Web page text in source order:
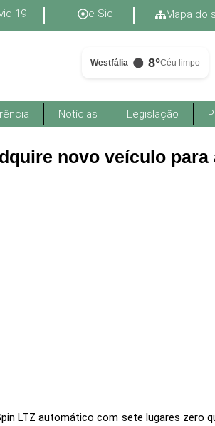
19 e-Sic Mapa do
Westfália 8°Céu limpo
Notícias Legislação
novo veículo
LTZ automático com sete lugares zero